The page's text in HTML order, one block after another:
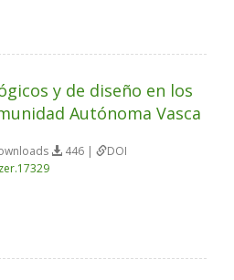
y de diseño en los
Autónoma Vasca
446 |
DOI